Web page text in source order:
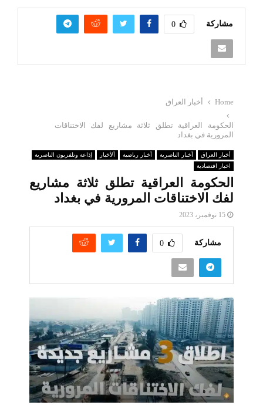
مشاركة 0
Home أخبار العراق
الحكومة العراقية تطلق ثلاثة مشاريع لفك الاختناقات
المرورية في بغداد
أخبار العراق أخبار الناصرية أخبار رياضية ألأخبار
إذاعة وتلفزيون الناصرية
اخبار اقتصادية
الحكومة العراقية تطلق ثلاثة مشاريع
لفك الاختناقات المرورية في بغداد
15 نوفمبر، 2023
مشاركة 0